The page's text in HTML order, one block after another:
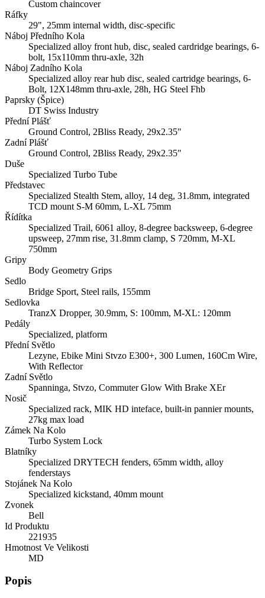
Custom chaincover
Ráfky
29", 25mm internal width, disc-specific
Náboj Předního Kola
Specialized alloy front hub, disc, sealed cardridge bearings, 6-
bolt, 15x110mm thru-axle, 32h
Náboj Zadního Kola
Specialized alloy rear hub disc, sealed cartridge bearings, 6-
Bolt, 12X148mm thru-axle, 28h, HG Steel Fhb
Paprsky (Špice)
DT Swiss Industry
Přední Plášť
Ground Control, 2Bliss Ready, 29x2.35"
Zadní Plášť
Ground Control, 2Bliss Ready, 29x2.35"
Duše
Specialized Turbo Tube
Představec
Specialized Stealth Stem, alloy, 14 deg, 31.8mm, integrated
TCD mount S-M 60mm, L-XL 75mm
Řídítka
Specialized Trail, 6061 alloy, 8-degree backsweep, 6-degree
upsweep, 27mm rise, 31.8mm clamp, S 720mm, M-XL
750mm
Gripy
Body Geometry Grips
Sedlo
Bridge Sport, Steel rails, 155mm
Sedlovka
TranzX Dropper, 30.9mm, S: 100mm, M-XL: 120mm
Pedály
Specialized, platform
Přední Světlo
Lezyne, Ebike Mini Stvzo E300+, 300 Lumen, 160Cm Wire,
With Reflector
Zadní Světlo
Spanninga, Stvzo, Commuter Glow With Brake XEr
Nosič
Specialized rack, MIK HD inteface, built-in pannier mounts,
27kg max load
Zámek Na Kolo
Turbo System Lock
Blatníky
Specialized DRYTECH fenders, 65mm width, alloy
fenderstays
Stojánek Na Kolo
Specialized kickstand, 40mm mount
Zvonek
Bell
Id Produktu
221935
Hmotnost Ve Velikosti
MD
Popis